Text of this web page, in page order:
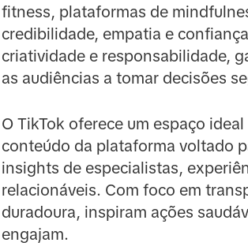
fitness, plataformas de
credibilidade, empatia e
criatividade e responsabilidade,
as audiências a tomar decisões
O TikTok oferece um espaço
conteúdo da plataforma voltado
insights de especialistas,
relacionáveis. Com foco em
duradoura, inspiram ações
engajam.